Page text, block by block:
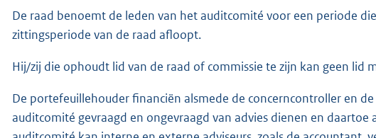
De raad benoemt de leden van het auditcomité voor een periode
zittingsperiode van de raad afloopt.
Hij/zij die ophoudt lid van de raad of commissie te zijn kan geen lid
De portefeuillehouder financiën alsmede de concerncontroller en
auditcomité gevraagd en ongevraagd van advies dienen en daartoe